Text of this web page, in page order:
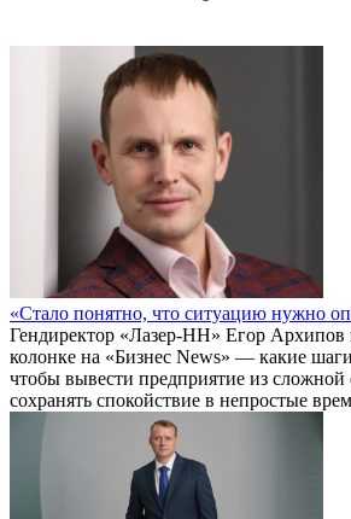
«Стало понятно, что ситуацию нужно
Гендиректор «Лазер-НН» Егор Архипов
колонке на «Бизнес News» — какие
чтобы вывести предприятие из сложной
сохранять спокойствие в непростые